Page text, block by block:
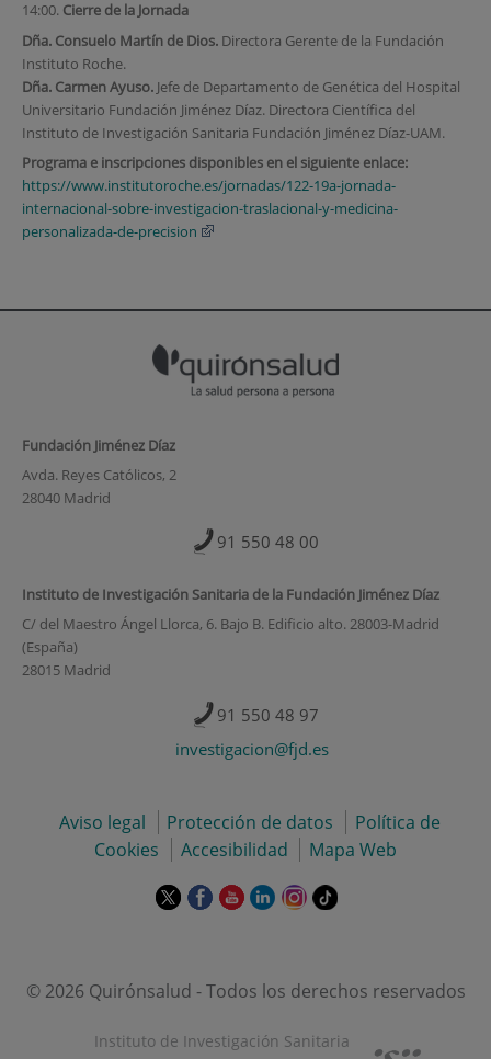
14:00. Cierre de la Jornada
Dña. Consuelo Martín de Dios. Directora Gerente de la Fundación
Instituto Roche.
Dña. Carmen Ayuso. Jefe de Departamento de Genética del Hospital
Universitario Fundación Jiménez Díaz. Directora Científica del
Instituto de Investigación Sanitaria Fundación Jiménez Díaz-UAM.
Programa e inscripciones disponibles en el siguiente enlace:
https://www.institutoroche.es/jornadas/122-19a-jornada-
internacional-sobre-investigacion-traslacional-y-medicina-
personalizada-de-precision
Fundación Jiménez Díaz
Avda. Reyes Católicos, 2
28040 Madrid
91 550 48 00
Instituto de Investigación Sanitaria de la Fundación Jiménez Díaz
C/ del Maestro Ángel Llorca, 6. Bajo B. Edificio alto. 28003-Madrid
(España)
28015 Madrid
91 550 48 97
investigacion@fjd.es
Aviso legal Protección de datos
Política de
Cookies
Accesibilidad Mapa Web
Este
en
ventana
Este
en
ventana
Este
en
ventana
Este
en
ventana
Este
en
ventana
Enlace
externa.
© 2026 Quirónsalud - Todos los derechos reservados
Instituto de Investigación Sanitaria